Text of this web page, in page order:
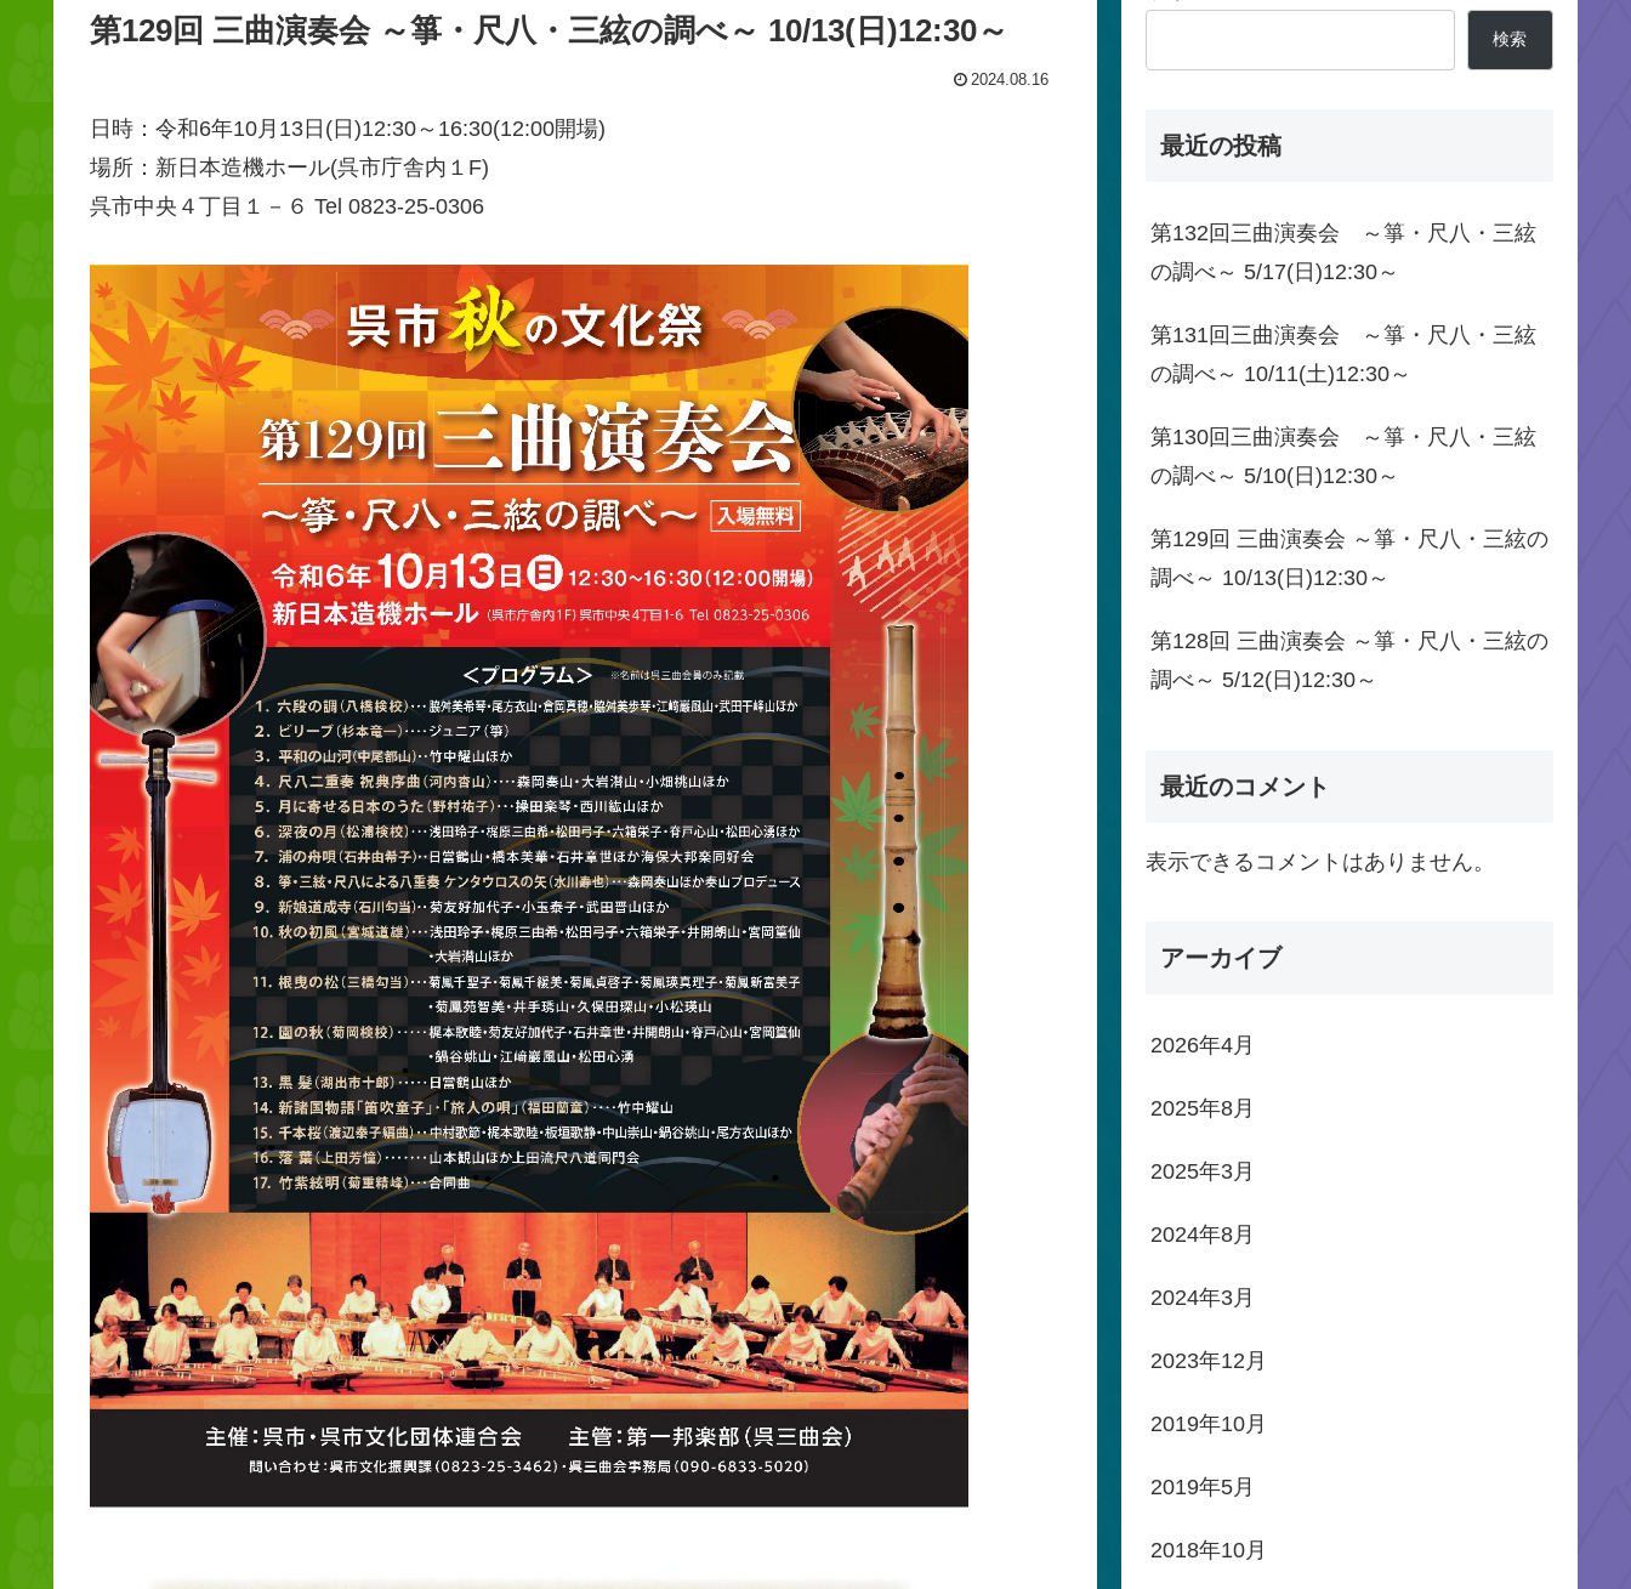
第129回 三曲演奏会 ～箏・尺八・三絃の調べ～ 10/13(日)12:30～
2024.08.16
日時：令和6年10月13日(日)12:30～16:30(12:00開場)
場所：新日本造機ホール(呉市庁舎内１F)
呉市中央４丁目１－６ Tel 0823-25-0306
検索
最近の投稿
第132回三曲演奏会 ～箏・尺八・三絃
の調べ～ 5/17(日)12:30～
第131回三曲演奏会 ～箏・尺八・三絃
の調べ～ 10/11(土)12:30～
第130回三曲演奏会 ～箏・尺八・三絃
の調べ～ 5/10(日)12:30～
第129回 三曲演奏会 ～箏・尺八・三絃の
調べ～ 10/13(日)12:30～
第128回 三曲演奏会 ～箏・尺八・三絃の
調べ～ 5/12(日)12:30～
最近のコメント
表示できるコメントはありません。
アーカイブ
2026年4月
2025年8月
2025年3月
2024年8月
2024年3月
2023年12月
2019年10月
2019年5月
2018年10月